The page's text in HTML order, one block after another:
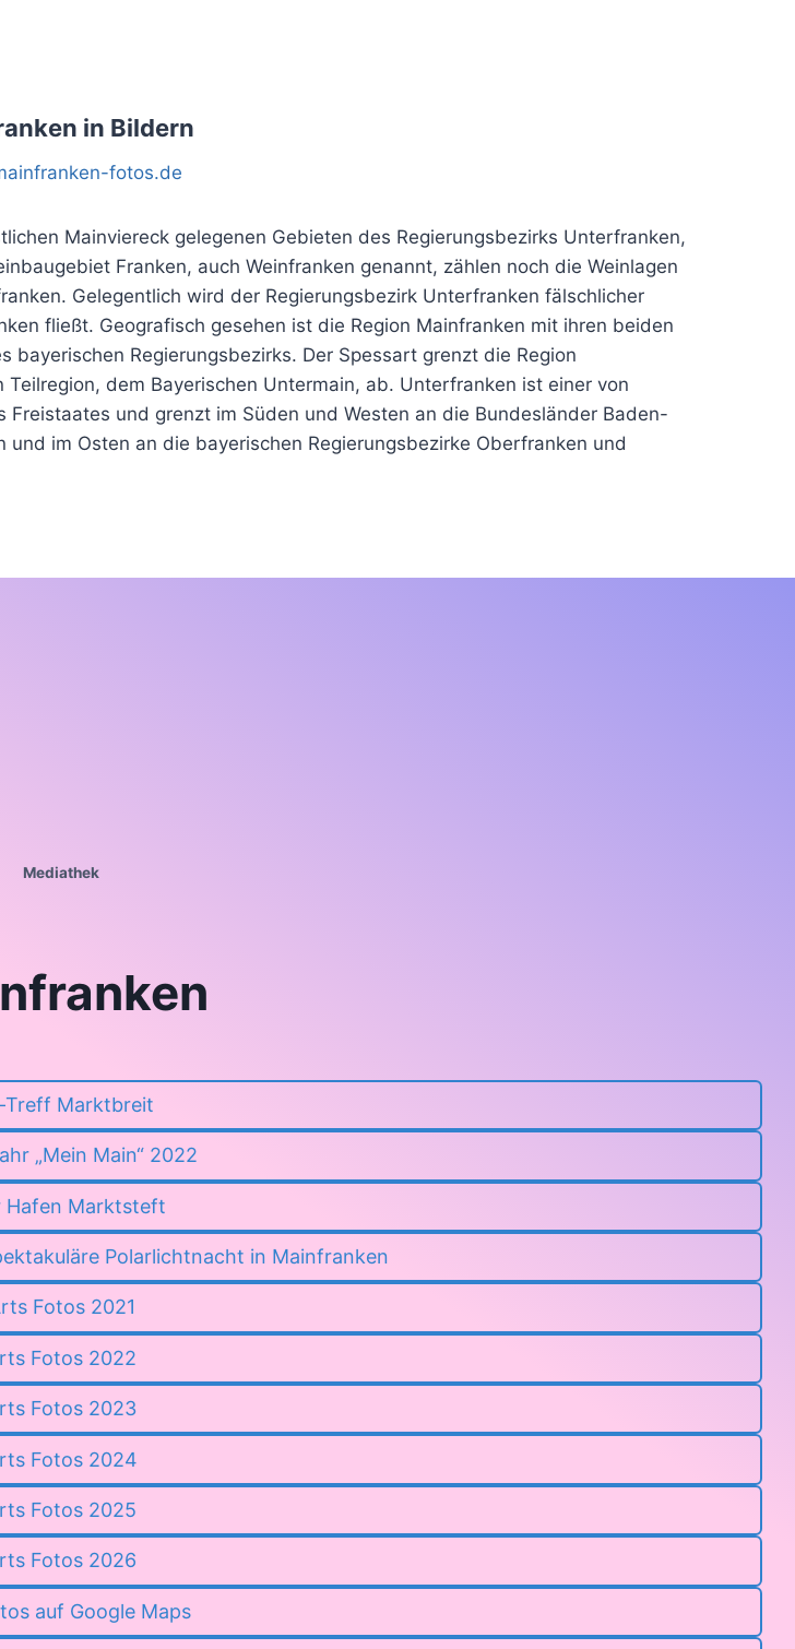
in Bildern
fotos.de
Mainviereck gelegenen Gebieten des Regierungsbezirks Unterfranken,
Franken, auch Weinfranken genannt, zählen noch die Weinlagen
Gelegentlich wird der Regierungsbezirk Unterfranken fälschlicher
fließt. Geografisch gesehen ist die Region Mainfranken mit ihren beiden
Regierungsbezirks. Der Spessart grenzt die Region
dem Bayerischen Untermain, ab. Unterfranken ist einer von
und grenzt im Süden und Westen an die Bundesländer Baden-
im Osten an die bayerischen Regierungsbezirke Oberfranken und
Mediathek
Treff Marktbreit
„Mein Main“ 2022
Hafen Marktsteft
Polarlichtnacht in Mainfranken
Fotos 2021
Fotos 2022
Fotos 2023
Fotos 2024
Fotos 2025
Fotos 2026
auf Google Maps